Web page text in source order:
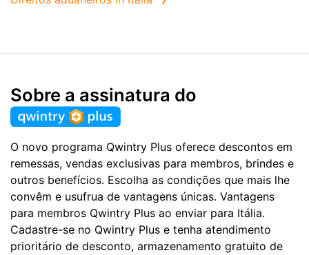
Sobre a assinatura do
O novo programa Qwintry Plus oferece descontos em
remessas, vendas exclusivas para membros, brindes e
outros benefícios. Escolha as condições que mais lhe
convêm e usufrua de vantagens únicas. Vantagens
para membros Qwintry Plus ao enviar para Itália.
Cadastre-se no Qwintry Plus e tenha atendimento
prioritário de desconto, armazenamento gratuito de